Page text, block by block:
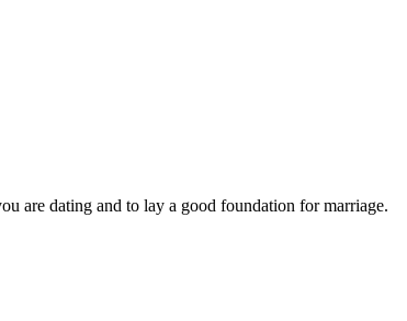
are dating and to lay a good foundation for marriage.